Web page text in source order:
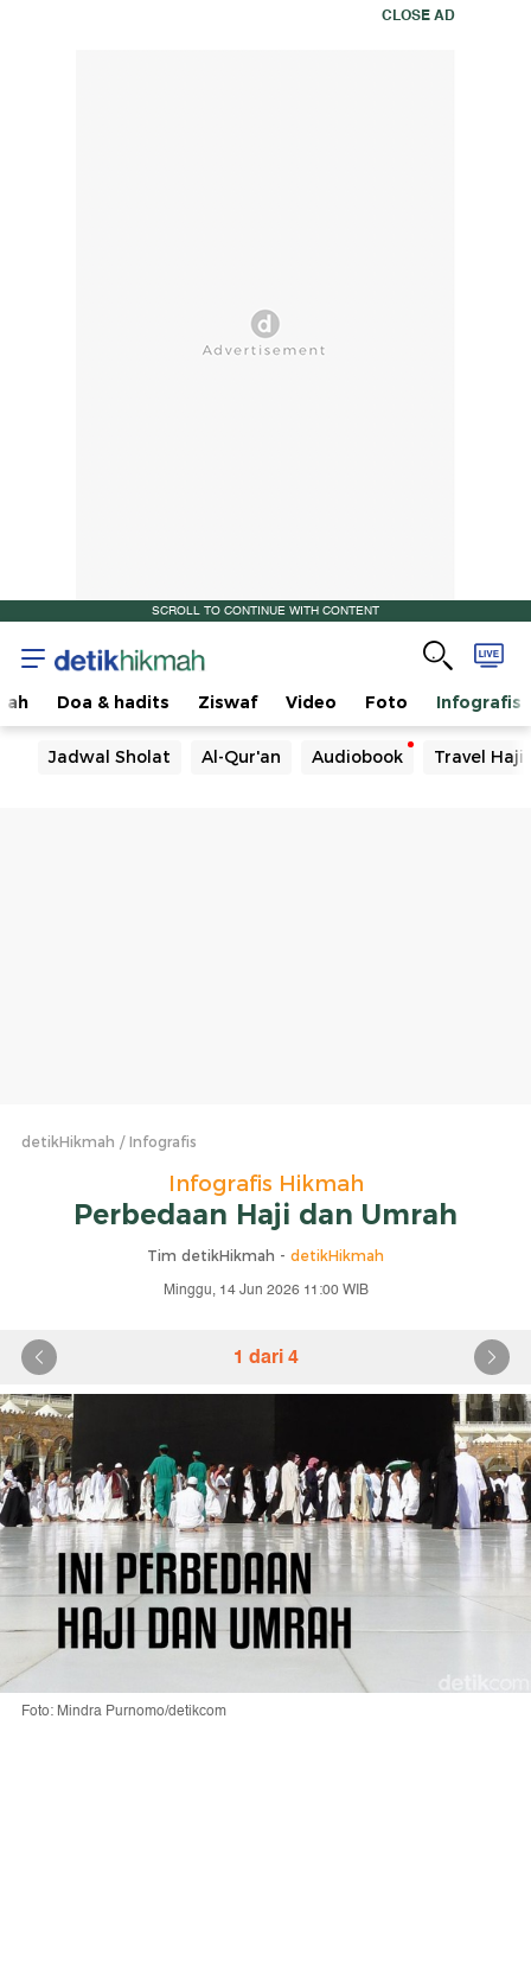
CLOSE AD
SCROLL TO CONTINUE WITH CONTENT
Doa & hadits Ziswaf Video Foto Infografis
Jadwal Sholat Al-Qur'an Audiobook Travel Haji
detikHikmah Infografis
Infografis Hikmah
Perbedaan Haji dan Umrah
Tim detikHikmah - detikHikmah
Minggu, 14 Jun 2026 11:00 WIB
1 dari 4
Foto: Mindra Purnomo/detikcom